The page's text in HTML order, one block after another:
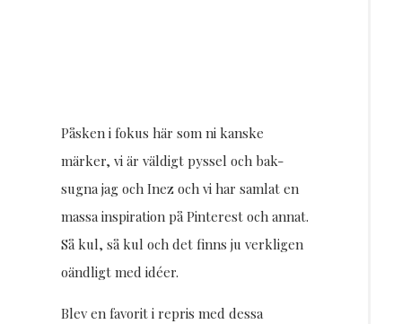
Påsken i fokus här som ni kanske
märker, vi är väldigt pyssel och bak-
sugna jag och Inez och vi har samlat en
massa inspiration på Pinterest och annat.
Så kul, så kul och det finns ju verkligen
oändligt med idéer.
Blev en favorit i repris med dessa